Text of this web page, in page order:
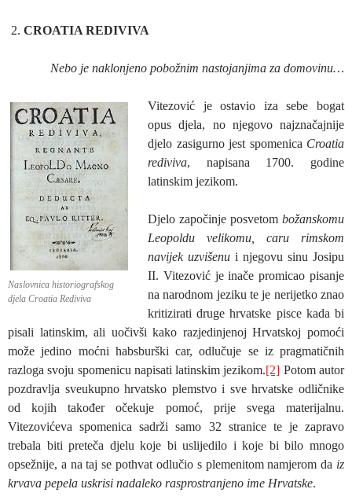
CROATIA REDIVIVA
Nebo je naklonjeno pobožnim nastojanjima za domovinu…
Naslovnica historiografskog
djela Croatia Rediviva
Vitezović je ostavio iza sebe bogat
opus djela, no njegovo najznačajnije
djelo zasigurno jest spomenica Croatia
rediviva, napisana 1700. godine
latinskim jezikom.
Djelo započinje posvetom božanskomu
Leopoldu velikomu, caru rimskom
navijek uzvišenu i njegovu sinu Josipu
II. Vitezović je inače promicao pisanje
na narodnom jeziku te je nerijetko znao
kritizirati druge hrvatske pisce kada bi
pisali latinskim, ali uočivši kako razjedinjenoj Hrvatskoj pomoći
može jedino moćni habsburški car, odlučuje se iz pragmatičnih
razloga svoju spomenicu napisati latinskim jezikom.[2] Potom autor
pozdravlja sveukupno hrvatsko plemstvo i sve hrvatske odličnike
od kojih također očekuje pomoć, prije svega materijalnu.
Vitezovićeva spomenica sadrži samo 32 stranice te je zapravo
trebala biti preteča djelu koje bi uslijedilo i koje bi bilo mnogo
opsežnije, a na taj se pothvat odlučio s plemenitom namjerom da iz
krvava pepela uskrisi nadaleko rasprostranjeno ime Hrvatske.